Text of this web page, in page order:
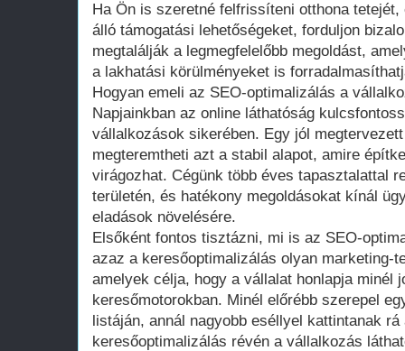
Ha Ön is szeretné felfrissíteni otthona
álló támogatási lehetőségeket, forduljon
megtalálják a legmegfelelőbb megoldást,
a lakhatási körülményeket is
Hogyan emeli az SEO-optimalizálás a
Napjainkban az online láthatóság
vállalkozások sikerében. Egy jól
megteremtheti azt a stabil alapot, amire
virágozhat. Cégünk több éves tapasztalattal
területén, és hatékony megoldásokat kínál
eladások növelésére.
Elsőként fontos tisztázni, mi is az SEO-
azaz a keresőoptimalizálás olyan marketing-
amelyek célja, hogy a vállalat honlapja minél
keresőmotorokban. Minél előrébb szerepel
listáján, annál nagyobb eséllyel kattintanak
keresőoptimalizálás révén a vállalkozás